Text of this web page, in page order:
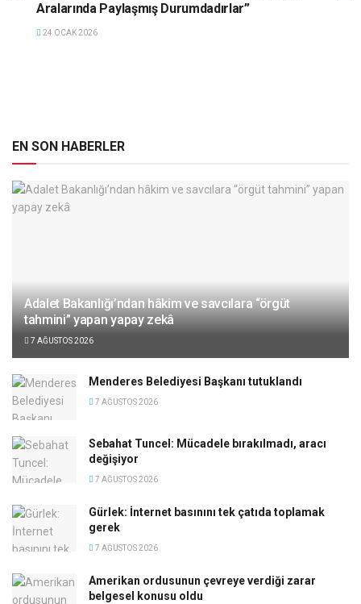
Aralarında Paylaşmış Durumdadırlar”
24 OCAK 2026
EN SON HABERLER
Adalet Bakanlığı’ndan hâkim ve savcılara “örgüt
tahmini” yapan yapay zekâ
7 AĞUSTOS 2026
Menderes Belediyesi Başkanı tutuklandı
7 AĞUSTOS 2026
Sebahat Tuncel: Mücadele bırakılmadı, aracı
değişiyor
7 AĞUSTOS 2026
Gürlek: İnternet basınını tek çatıda toplamak
gerek
7 AĞUSTOS 2026
Amerikan ordusunun çevreye verdiği zarar
belgesel konusu oldu